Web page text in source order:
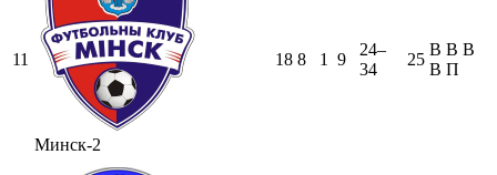
11
Минск-2
18 8 1 9
24–
34
25
В В В
В П